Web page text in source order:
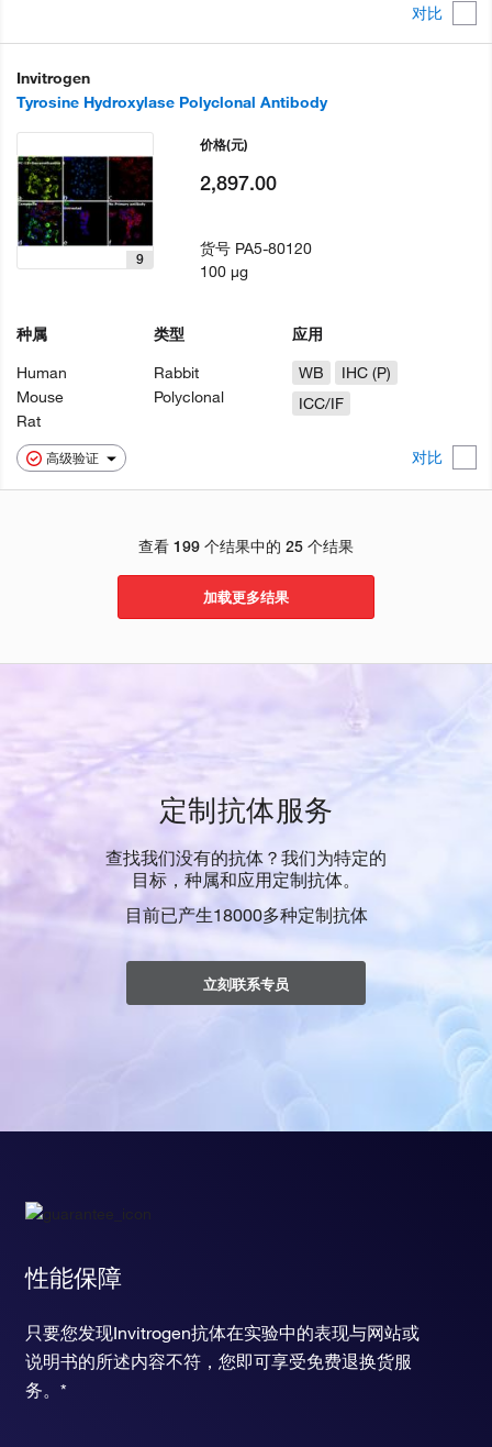
对比
Invitrogen
Tyrosine Hydroxylase Polyclonal Antibody
高级验证 对比
9
种属
Human
Mouse
Rat
类型
Rabbit
Polyclonal
应用
WB
IHC (P)
ICC/IF
价格(元)
2,897.00
货号 PA5-80120
100 µg
查看 199 个结果中的 25 个结果
加载更多结果
定制抗体服务
查找我们没有的抗体？我们为特定的
目标，种属和应用定制抗体。
目前已产生18000多种定制抗体
立刻联系专员
性能保障
只要您发现Invitrogen抗体在实验中的表现与网站或
说明书的所述内容不符，您即可享受免费退换货服
务。*